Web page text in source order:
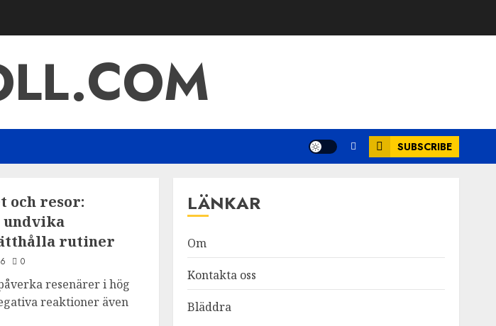
SUBSCRIBE
och resor:
undvika
rutiner
0
resenärer i hög
reaktioner även
LÄNKAR
Om
Kontakta oss
Bläddra